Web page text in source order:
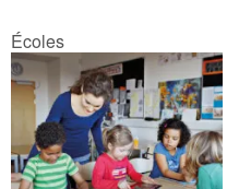
Écoles